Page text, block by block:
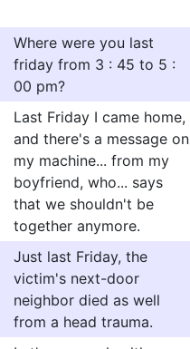
Where were you last
friday from 3 : 45 to 5 :
00 pm?
Last Friday I came home,
and there's a message on
my machine... from my
boyfriend, who... says
that we shouldn't be
together anymore.
Just last Friday, the
victim's next-door
neighbor died as well
from a head trauma.